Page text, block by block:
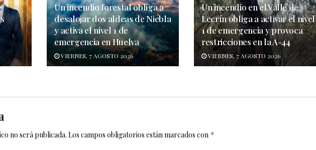
Un incendio forestal obliga a
desalojar dos aldeas de Niebla
y activa el nivel 1 de
emergencia en Huelva
VIERNES, 7 AGOSTO 2026
Un incendio en el Valle de
Lecrín obliga a activar el nivel
1 de emergencia y provoca
restricciones en la A-44
VIERNES, 7 AGOSTO 2026
no será publicada. Los campos obligatorios están marcados con *